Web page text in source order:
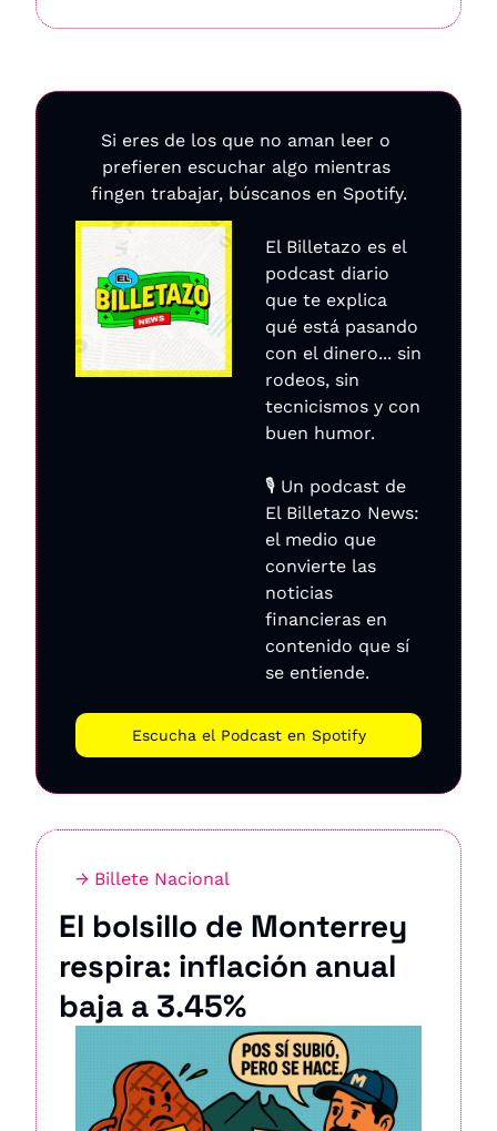
Si eres de los que no aman leer o
prefieren escuchar algo mientras
fingen trabajar, búscanos en Spotify.
El Billetazo es el
podcast diario
que te explica
qué está pasando
con el dinero... sin
rodeos, sin
tecnicismos y con
buen humor.
🎙️ Un podcast de
El Billetazo News:
el medio que
convierte las
noticias
financieras en
contenido que sí
se entiende.
Escucha el Podcast en Spotify
→ Billete Nacional
El bolsillo de Monterrey
respira: inflación anual
baja a 3.45%